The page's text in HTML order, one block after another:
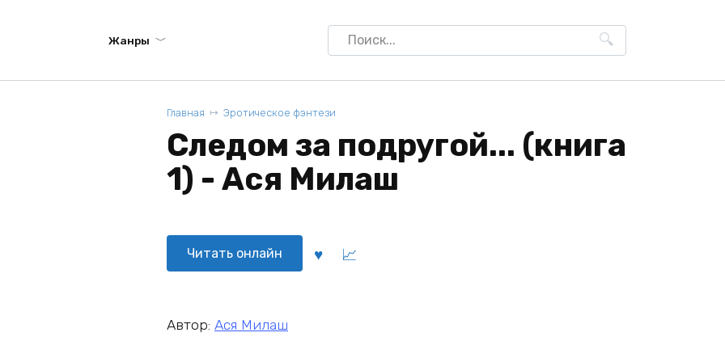
Жанры
Search
for:
Главная Эротическое фэнтези
Следом за подругой... (книга
1) - Ася Милаш
Читать онлайн
Автор: Ася Милаш